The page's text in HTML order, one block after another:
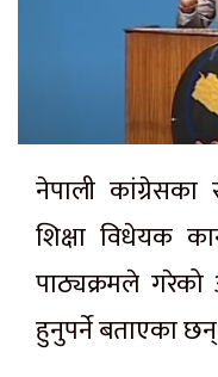
नेपाली
शिक्षा विधेयक
पाठ्यक्रमले गरेको
हुनुपर्ने बताएका